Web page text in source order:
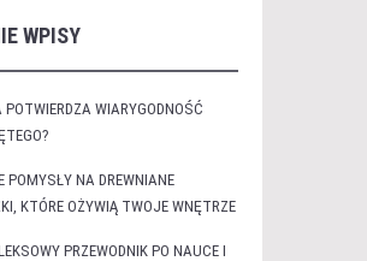
WPISY
WIARYGODNOŚĆ
POMYSŁY NA DREWNIANE
KTÓRE OŻYWIĄ TWOJE WNĘTRZE
PRZEWODNIK PO NAUCE I